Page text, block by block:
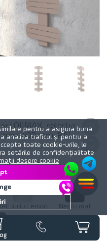
LOJIMAX, colectia
400 mm. RAL
kiwi
luciu Lemon Negru mat
pentru a asigura buna
analiza traficul și pentru a
toate cookie-urile, le
setările de confidențialitate
despre cookie